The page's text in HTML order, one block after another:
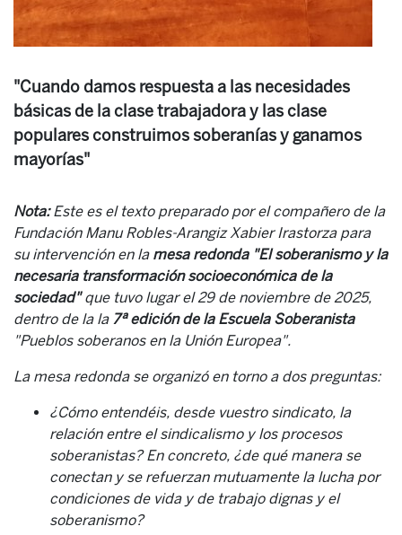
"Cuando damos respuesta a las necesidades
básicas de la clase trabajadora y las clase
populares construimos soberanías y ganamos
mayorías"
Nota:Este es el texto preparado por el compañero de la
Fundación Manu Robles-Arangiz Xabier Irastorza para
su intervención en lamesa redonda "El soberanismo y la
necesaria transformación socioeconómica de la
sociedad"que tuvo lugar el 29 de noviembre de 2025,
dentro de la la 7ª edición de la Escuela Soberanista
"Pueblos soberanos en la Unión Europea".
La mesa redonda se organizó en torno a dos preguntas:
¿Cómo entendéis, desde vuestro sindicato, la
relación entre el sindicalismo y los procesos
soberanistas? En concreto, ¿de qué manera se
conectan y se refuerzan mutuamente la lucha por
condiciones de vida y de trabajo dignas y el
soberanismo?